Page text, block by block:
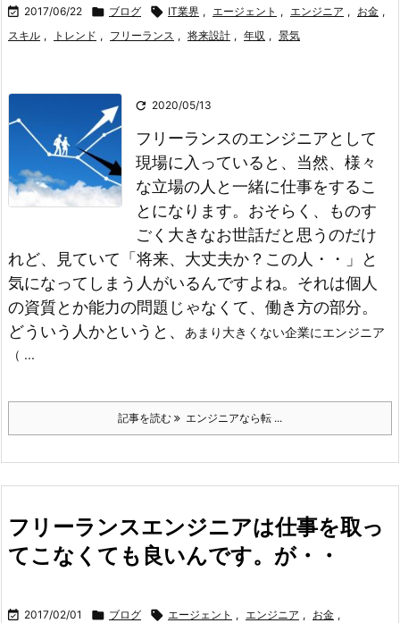
 2017/06/22  ブログ  IT業界 , エージェント , エンジニア , お金 ,
スキル , トレンド , フリーランス , 将来設計 , 年収 , 景気
 2020/05/13
フリーランスのエンジニアとして
現場に入っていると、当然、様々
な立場の人と一緒に仕事をするこ
とになります。 おそらく、ものす
ごく大きなお世話だと思うのだけ
れど、見ていて「将来、大丈夫か？この人・・」と
気になってしまう人がいるんですよね。 それは個人
の資質とか能力の問題じゃなくて、働き方の部分。
どういう人かというと、
あまり大きくない企業にエンジニア
（ ...
記事を読む エンジニアなら転 ...
フリーランスエンジニアは仕事を取っ
てこなくても良いんです。が・・
 2017/02/01  ブログ  エージェント , エンジニア , お金 ,